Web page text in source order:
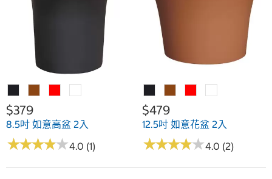
$379
8.5吋 如意高盆 2入
★★★★★
★★★★★4.0 (1)
$479
12.5吋 如意花盆 2入
★★★★★
★★★★★4.0 (2)